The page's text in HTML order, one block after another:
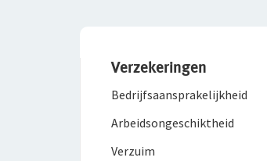
Verzekeringen
Bedrijfsaanspra­kelijkheid
Arbeidsongeschiktheid
Verzuim